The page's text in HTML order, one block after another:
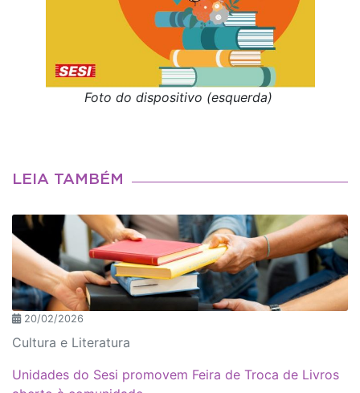
Foto do dispositivo (esquerda)
LEIA TAMBÉM
20/02/2026
Cultura e Literatura
Unidades do Sesi promovem Feira de Troca de Livros